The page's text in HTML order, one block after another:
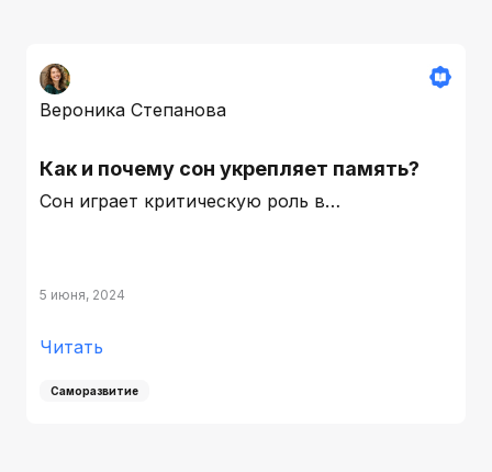
Вероника Степанова
Как и почему сон укрепляет память?
Сон играет критическую роль в…
5 июня, 2024
Читать
Саморазвитие